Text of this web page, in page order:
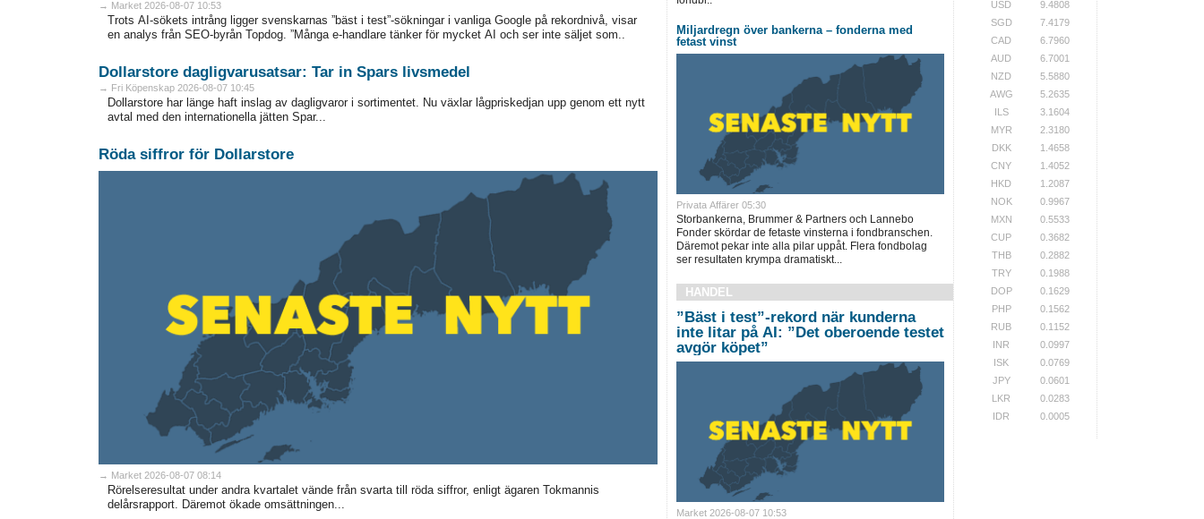
→ Market 2026-08-07 10:53
Trots AI-sökets intrång ligger svenskarnas ”bäst i test”-sökningar i vanliga Google på rekordnivå, visar
en analys från SEO-byrån Topdog. ”Många e-handlare tänker för mycket AI och ser inte säljet som..
Dollarstore dagligvarusatsar: Tar in Spars livsmedel
→ Fri Köpenskap 2026-08-07 10:45
Dollarstore har länge haft inslag av dagligvaror i sortimentet. Nu växlar lågpriskedjan upp genom ett nytt
avtal med den internationella jätten Spar...
Röda siffror för Dollarstore
→ Market 2026-08-07 08:14
Rörelseresultat under andra kvartalet vände från svarta till röda siffror, enligt ägaren Tokmannis
delårsrapport. Däremot ökade omsättningen...
Miljardregn över bankerna – fonderna med
fetast vinst
Privata Affärer 05:30
Storbankerna, Brummer & Partners och Lannebo
Fonder skördar de fetaste vinsterna i fondbranschen.
Däremot pekar inte alla pilar uppåt. Flera fondbolag
ser resultaten krympa dramatiskt...
HANDEL
”Bäst i test”-rekord när kunderna
inte litar på AI: ”Det oberoende testet
avgör köpet”
Market 2026-08-07 10:53
USD
9.4808
SGD
7.4179
CAD
6.7960
AUD
6.7001
NZD
5.5880
AWG
5.2635
ILS
3.1604
MYR
2.3180
DKK
1.4658
CNY
1.4052
HKD
1.2087
NOK
0.9967
MXN
0.5533
CUP
0.3682
THB
0.2882
TRY
0.1988
DOP
0.1629
PHP
0.1562
RUB
0.1152
INR
0.0997
ISK
0.0769
JPY
0.0601
LKR
0.0283
IDR
0.0005